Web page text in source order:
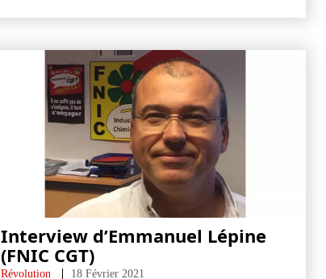
Interview d’Emmanuel Lépine
(FNIC CGT)
Révolution 18 Février 2021